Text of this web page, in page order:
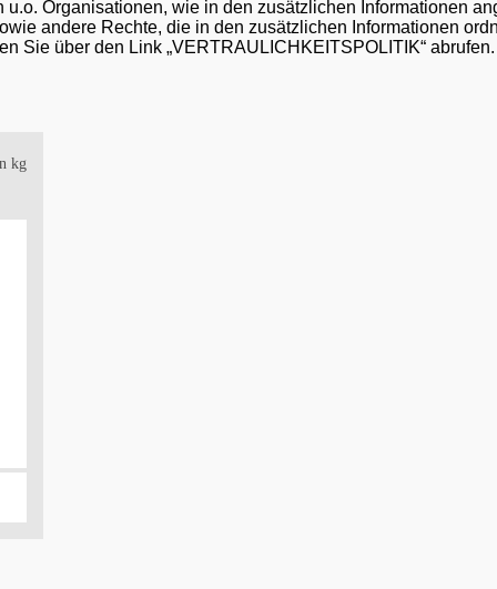
Organisationen, wie in den zusätzlichen Informationen
andere Rechte, die in den zusätzlichen Informationen
Sie über den Link „VERTRAULICHKEITSPOLITIK“ abrufen.
kg